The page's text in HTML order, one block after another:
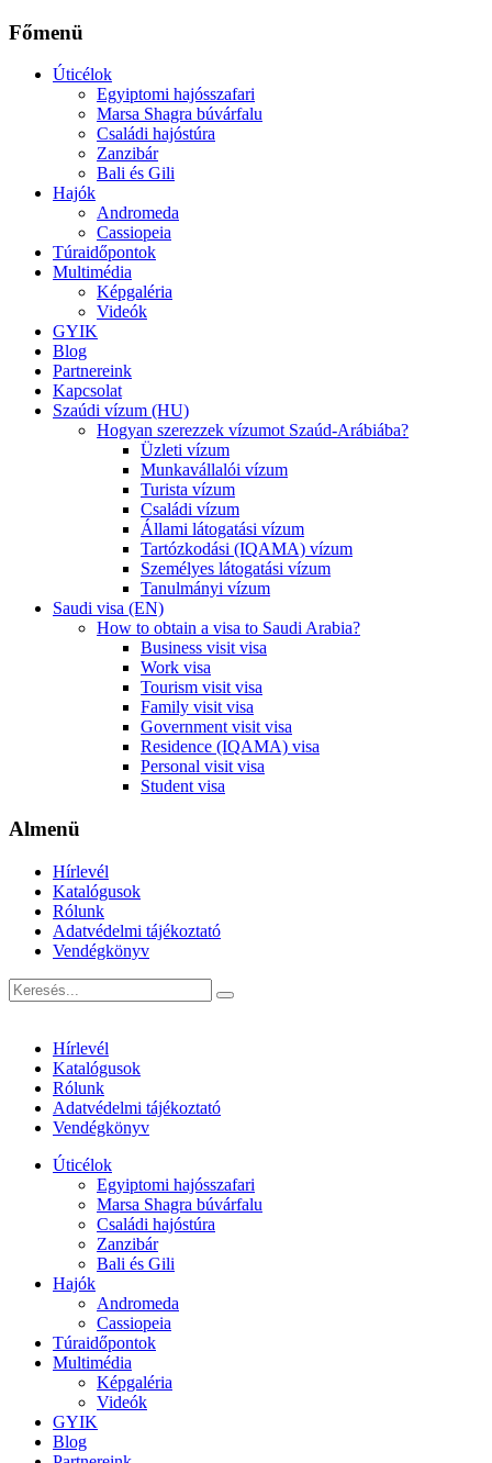
Főmenü
Úticélok
Egyiptomi hajósszafari
Marsa Shagra búvárfalu
Családi hajóstúra
Zanzibár
Bali és Gili
Hajók
Andromeda
Cassiopeia
Túraidőpontok
Multimédia
Képgaléria
Videók
GYIK
Blog
Partnereink
Kapcsolat
Szaúdi vízum (HU)
Hogyan szerezzek vízumot Szaúd-Arábiába?
Üzleti vízum
Munkavállalói vízum
Turista vízum
Családi vízum
Állami látogatási vízum
Tartózkodási (IQAMA) vízum
Személyes látogatási vízum
Tanulmányi vízum
Saudi visa (EN)
How to obtain a visa to Saudi Arabia?
Business visit visa
Work visa
Tourism visit visa
Family visit visa
Government visit visa
Residence (IQAMA) visa
Personal visit visa
Student visa
Almenü
Hírlevél
Katalógusok
Rólunk
Adatvédelmi tájékoztató
Vendégkönyv
Hírlevél
Katalógusok
Rólunk
Adatvédelmi tájékoztató
Vendégkönyv
Úticélok
Egyiptomi hajósszafari
Marsa Shagra búvárfalu
Családi hajóstúra
Zanzibár
Bali és Gili
Hajók
Andromeda
Cassiopeia
Túraidőpontok
Multimédia
Képgaléria
Videók
GYIK
Blog